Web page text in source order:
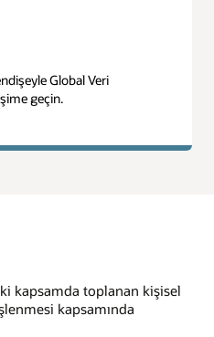
Global Veri
geçin.
kapsamda toplanan kişisel
kapsamında